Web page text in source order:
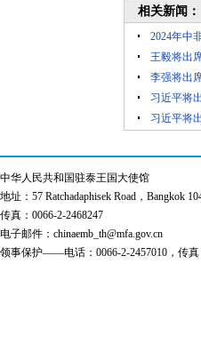
相关新闻：
2024年中
王毅将出
李强将出
习近平将
习近平将
中华人民共和国驻泰王国大使馆
地址：57 Ratchadaphisek Road，Bangkok
传真：0066-2-2468247
电子邮件：chinaemb_th@mfa.gov.cn
领事保护——电话：0066-2-2457010，传真